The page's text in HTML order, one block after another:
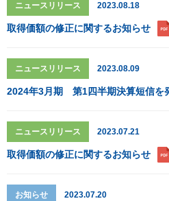
ニュースリリース 2023.08.18
取得価額の修正に関するお知らせ
ニュースリリース 2023.08.09
2024年3月期 第1四半期決算短信を
ニュースリリース 2023.07.21
取得価額の修正に関するお知らせ
お知らせ 2023.07.20